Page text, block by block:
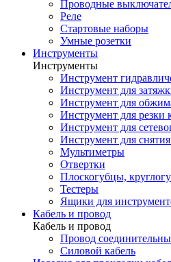
Проводные
Реле
Стартовые наборы
Умные розетки
Инструменты
Инструменты
Инструмент
Инструмент для
Инструмент для
Инструмент для резки
Инструмент для
Инструмент для
Мультиметры
Отвертки
Плоскогубцы,
Тестеры
Ящики для
Кабель и провод
Кабель и провод
Провод
Силовой кабель